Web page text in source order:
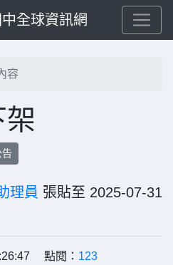
全球資訊網
容
告
理員 張貼至 2025-07-31
點閱： 123